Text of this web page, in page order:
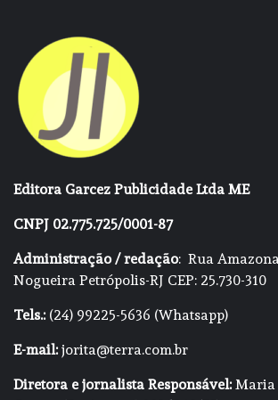
Editora Garcez Publicidade Ltda ME
CNPJ 02.775.725/0001-87
Administração / redação: Rua
Nogueira Petrópolis-RJ CEP: 25.730-310
Tels.:(24) 99225-5636 (Whatsapp)
E-mail:jorita@terra.com.br
Diretora e jornalista Responsável:Maria